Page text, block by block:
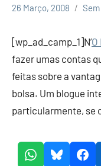
26 Março, 2008
Economia
Finanças
[wp_ad_camp_1]N’O
fazer umas contas
feitas sobre a
bolsa. Um blogue
particularmente, se